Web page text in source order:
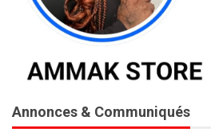
Annonces & Communiqués